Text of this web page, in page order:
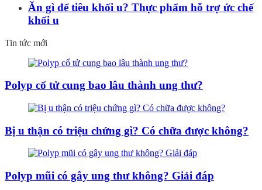
Ăn gì để tiêu khối u? Thực phẩm hỗ trợ ức chế
khối u
Tin tức mới
Polyp cổ tử cung bao lâu thành ung thư?
Bị u thận có triệu chứng gì? Có chữa được không?
Polyp mũi có gây ung thư không? Giải đáp